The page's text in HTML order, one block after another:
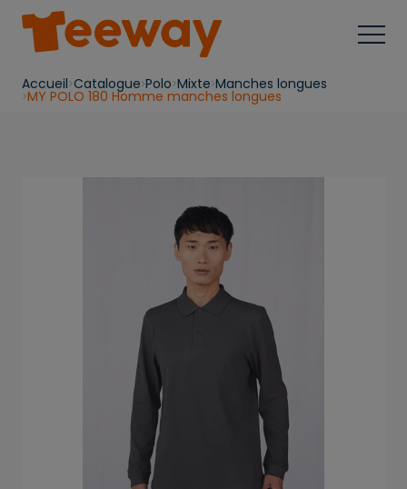
Accueil Catalogue Polo Mixte Manches longues
MY POLO 180 Homme manches longues